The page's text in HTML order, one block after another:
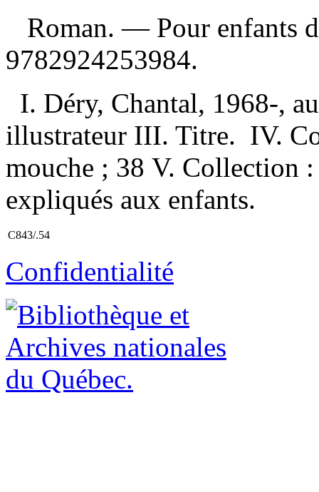
Roman. — Pour enfants
9782924253984.
I. Déry, Chantal, 1968-,
illustrateur III. Titre. IV.
mouche ; 38 V. Collection
expliqués aux enfants.
C843/.54
Confidentialité